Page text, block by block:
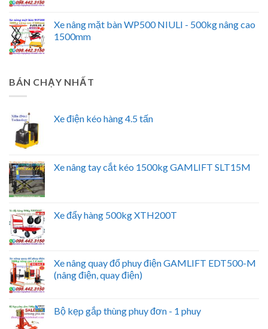
Xe nâng mặt bàn WP500 NIULI - 500kg nâng cao
1500mm
BÁN CHẠY NHẤT
Xe điện kéo hàng 4.5 tấn
Xe nâng tay cắt kéo 1500kg GAMLIFT SLT15M
Xe đẩy hàng 500kg XTH200T
Xe nâng quay đổ phuy điện GAMLIFT EDT500-M
(nâng điện, quay điện)
Bộ kẹp gắp thùng phuy đơn - 1 phuy